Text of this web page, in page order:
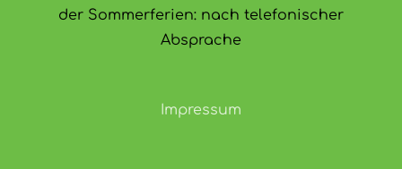
der Sommerferien: nach telefonischer
Absprache
Impressum